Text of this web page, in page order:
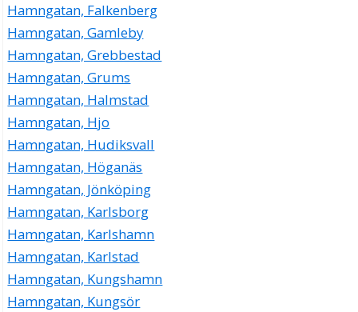
Hamngatan, Falkenberg
Hamngatan, Gamleby
Hamngatan, Grebbestad
Hamngatan, Grums
Hamngatan, Halmstad
Hamngatan, Hjo
Hamngatan, Hudiksvall
Hamngatan, Höganäs
Hamngatan, Jönköping
Hamngatan, Karlsborg
Hamngatan, Karlshamn
Hamngatan, Karlstad
Hamngatan, Kungshamn
Hamngatan, Kungsör